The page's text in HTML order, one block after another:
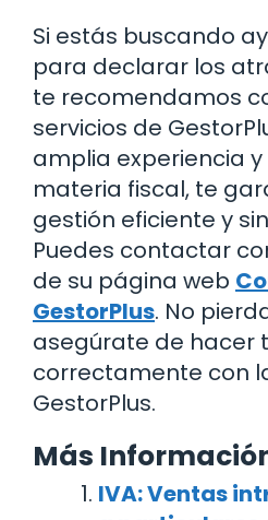
Si estás buscando
para declarar los
te recomendamos
servicios de
amplia experiencia
materia fiscal, te
gestión eficiente y
Puedes contactar
de su página web
GestorPlus. No
asegúrate de hacer
correctamente con
GestorPlus.
Más
IVA: Ventas